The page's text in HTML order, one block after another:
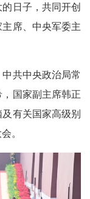
日子，共同开创
席、中央军委主
共中央政治局常
国家副主席韩正
有关国家高级别
。